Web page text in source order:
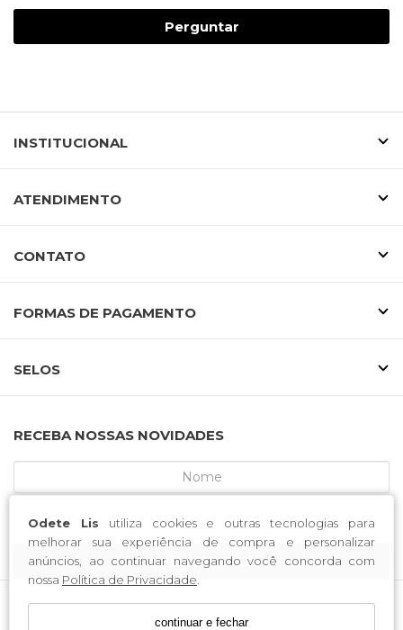
Odete Lis utiliza cookies e outras tecnologias para
melhorar sua experiência de compra e personalizar
anúncios, ao continuar navegando você concorda com
nossa Política de Privacidade
continuar e fechar
Perguntar
INSTITUCIONAL
ATENDIMENTO
CONTATO
FORMAS DE PAGAMENTO
SELOS
RECEBA NOSSAS NOVIDADES
CADASTRE-SE
MCA CALCADOS / CNPJ: 52.233.219/0001-34